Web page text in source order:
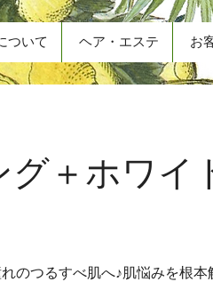
ついて ヘア・エステ お
＋ホワイ
のつるすべ肌へ♪肌悩みを根